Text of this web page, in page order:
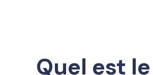
Quel est